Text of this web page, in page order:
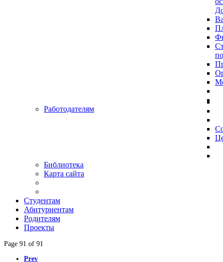
Работодателям
Библиотека
Карта сайта
Студентам
Абитуриентам
Родителям
Проекты
Page 91 of 91
Prev